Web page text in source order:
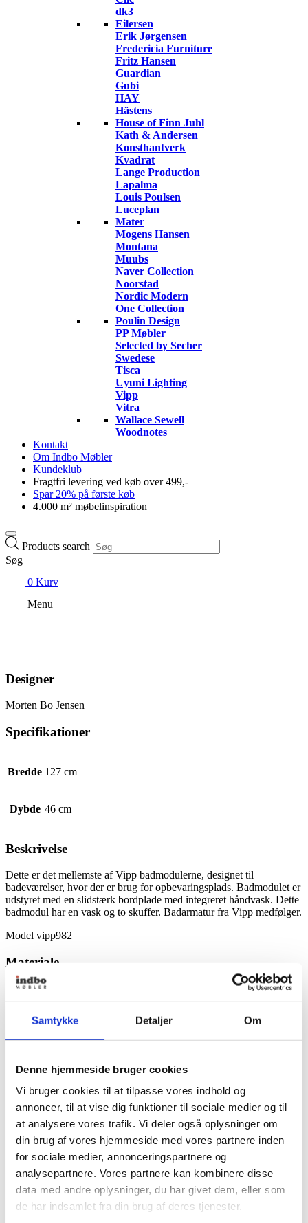
Samtykke Detaljer Om
Denne hjemmeside bruger cookies
Vi bruger cookies til at tilpasse vores indhold og
annoncer, til at vise dig funktioner til sociale medier og til
at analysere vores trafik. Vi deler også oplysninger om
din brug af vores hjemmeside med vores partnere inden
for sociale medier, annonceringspartnere og
analysepartnere. Vores partnere kan kombinere disse
data med andre oplysninger, du har givet dem, eller som
de har indsamlet fra din brug af deres tjenester.
dk3
Eilersen
Erik Jørgensen
Fredericia Furniture
Fritz Hansen
Guardian
Gubi
HAY
Hästens
House of Finn Juhl
Kath & Andersen
Konsthantverk
Kvadrat
Lange Production
Lapalma
Louis Poulsen
Luceplan
Mater
Mogens Hansen
Montana
Muubs
Naver Collection
Noorstad
Nordic Modern
One Collection
Poulin Design
PP Møbler
Selected by Secher
Swedese
Tisca
Uyuni Lighting
Vipp
Vitra
Wallace Sewell
Woodnotes
Kontakt
Om Indbo Møbler
Kundeklub
Fragtfri levering ved køb over 499,-
Spar 20% på første køb
4.000 m² møbelinspiration
Products search
Søg
0 Kurv
Menu
Designer
Morten Bo Jensen
Specifikationer
Bredde 127 cm
Dybde 46 cm
Beskrivelse
Dette er det mellemste af Vipp badmodulerne, designet til
badeværelser, hvor der er brug for opbevaringsplads. Badmodulet er
udstyret med en slidstærk bordplade med integreret håndvask. Dette
badmodul har en vask og to skuffer. Badarmatur fra Vipp medfølger.
Model vipp982
Materiale
pulverlakeret aluminium
rustfrit stål
cristalplant